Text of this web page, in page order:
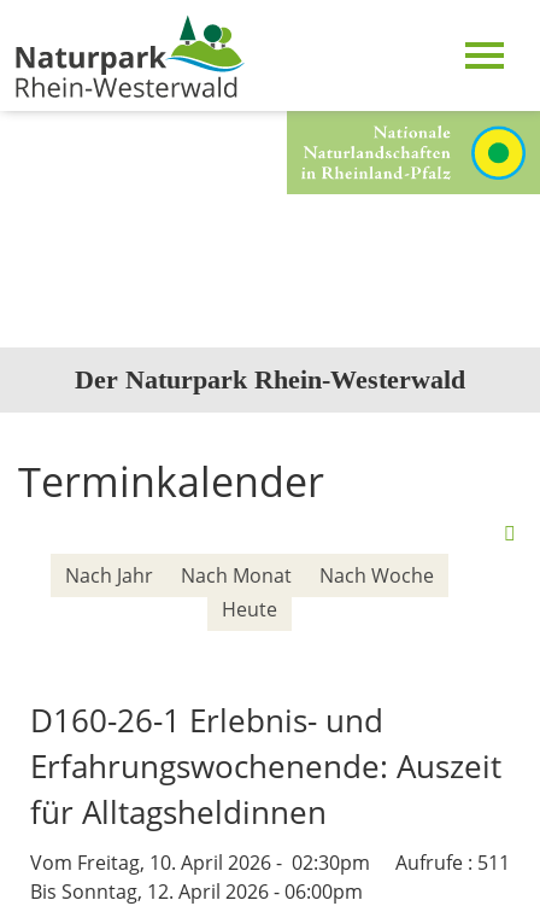
Der Naturpark Rhein-Westerwald
Terminkalender
Nach Jahr Nach Monat
Nach Woche
Heute
D160-26-1 Erlebnis- und
Erfahrungswochenende: Auszeit
für Alltagsheldinnen
Vom Freitag, 10. April 2026 - 02:30pm
Bis Sonntag, 12. April 2026 - 06:00pm
Aufrufe : 511